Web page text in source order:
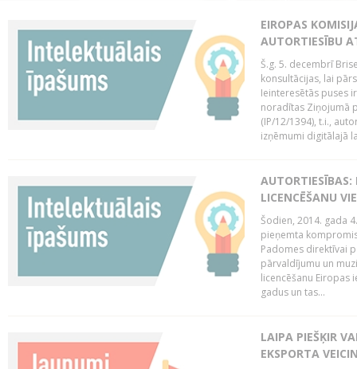
EIROPAS
AUTORTIESĪBU
Š.g. 5. decembrī
konsultācijas, lai
Ieinteresētās puses
noradītas Ziņojumā
(IP/12/1394), t.i.,
izņēmumi digitālajā
AUTORTIESĪBAS:
LICENCĒŠANU
Šodien, 2014. gada
pieņemta
Padomes direktīvai
pārvaldījumu un
licencēšanu Eiropas
gadus un tas...
LAIPA PIEŠĶIR
EKSPORTA